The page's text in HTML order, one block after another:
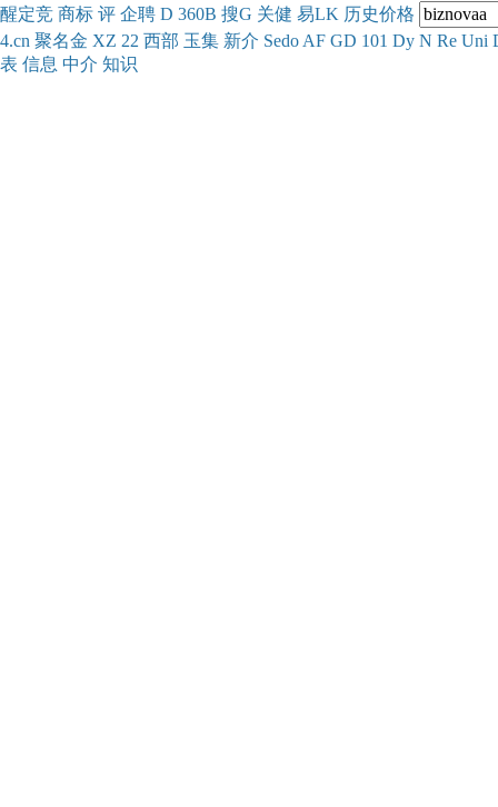
醒定竞 商标 评 企聘 D 360B 搜G 关健 易LK 历史价格
4.cn 聚名金 XZ 22 西部 玉集 新介 Sedo AF GD 101 Dy N Re Uni
表 信息 中介 知识